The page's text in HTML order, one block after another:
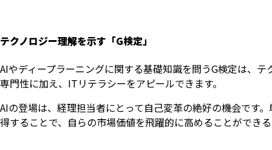
テクノロジー理解を示す「G検定」
AIやディープラーニングに関する基礎知識を問うG検定は、
専門性に加え、ITリテラシーをアピールできます。
AIの登場は、経理担当者にとって自己変革の絶好の機会です
得することで、自らの市場価値を飛躍的に高めることができ